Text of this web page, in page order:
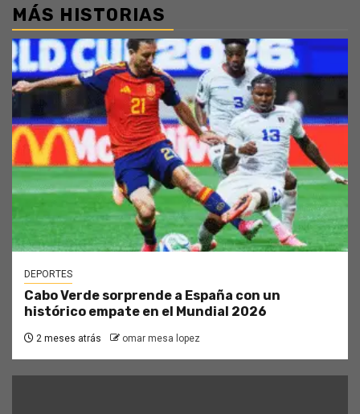
MÁS HISTORIAS
DEPORTES
Cabo Verde sorprende a España con un
histórico empate en el Mundial 2026
2 meses atrás omar mesa lopez